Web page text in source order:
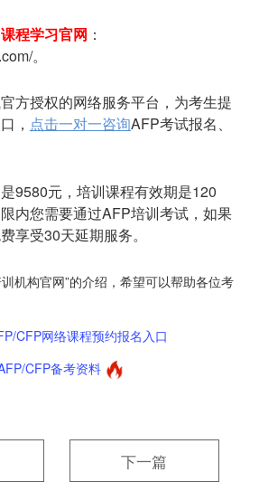
程学习官网 ：
。
方授权的网络服务平台，为考生提
， 点击一对一咨询AFP考试报名、
9580元，培训课程有效期是120
内您需要通过AFP培训考试，如果
享受30天延期服务。
机构官网”的介绍，希望可以帮助各位考
CFP网络课程预约报名入口
CFP备考资料
下一篇